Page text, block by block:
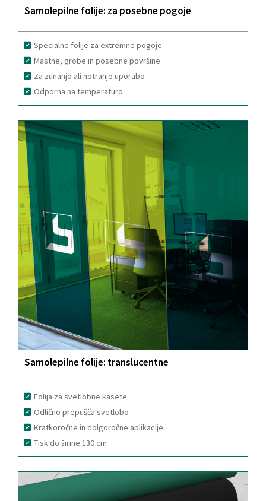
Samolepilne folije: za posebne pogoje
Specialne folije za extremne pogoje
Mastne, grobe in posebne površine
Za zunanjo ali notranjo uporabo
Odporna na temperaturo
Samolepilne folije: translucentne
Folija za svetlobne kasete
Odlično prepušča svetlobo
Kratkoročne in dolgoročne aplikacije
Tisk do širine 130 cm